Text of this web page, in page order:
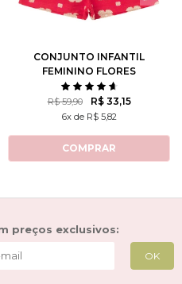
CONJUNTO INFANTIL
FEMININO FLORES
ROTATIVAS
R$ 59,90 R$ 33,15
6x de R$ 5,82
COMPRAR
preços exclusivos: